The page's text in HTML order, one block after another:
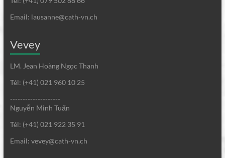
Email: lausanne@cath-vn.ch
Vevey
LM. Jean Hoàng Ngọc Thanh
Tél: (+41) 021 960 10 25
--------------------
Nguyễn Minh Tuấn
Tél: (+41) 021 922 35 91
Email: vevey@cath-vn.ch